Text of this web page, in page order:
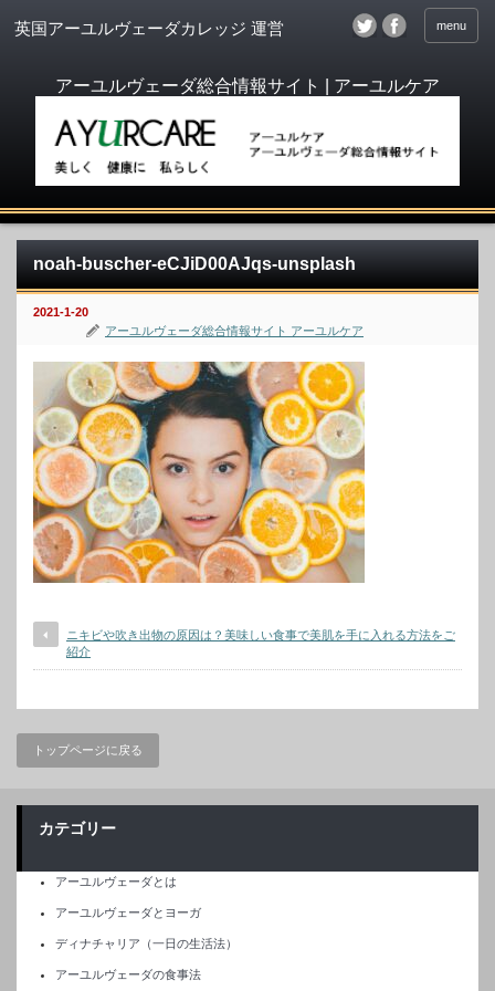
menu
英国アーユルヴェーダカレッジ 運営
noah-buscher-eCJiD00AJqs-unsplash
2021-1-20
アーユルヴェーダ総合情報サイト アーユルケア
ニキビや吹き出物の原因は？美味しい食事で美肌を手に入れる方法をご
紹介
トップページに戻る
カテゴリー
アーユルヴェーダとは
アーユルヴェーダとヨーガ
ディナチャリア（一日の生活法）
アーユルヴェーダの食事法